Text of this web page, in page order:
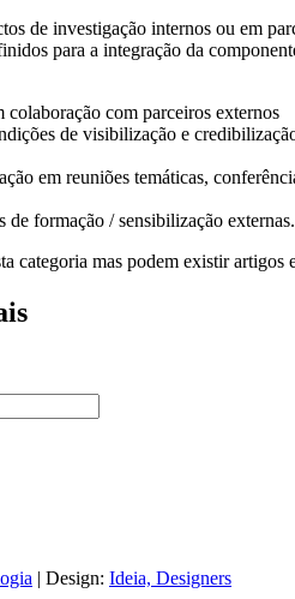
de investigação internos ou em
para a integração da
colaboração com parceiros externos
de visibilização e
em reuniões temáticas,
de formação / sensibilização externas.
categoria mas podem existir artigos
| Design: Ideia, Designers